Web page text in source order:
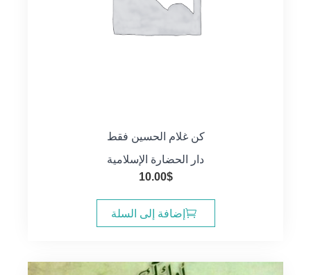
كن غلام الحسين فقط
دار الحضارة الإسلامية
10.00$
إضافة إلى السلة